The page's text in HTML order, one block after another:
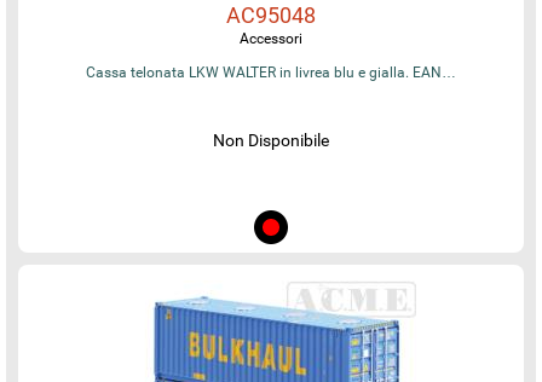
AC95048
Accessori
Cassa telonata LKW WALTER in livrea blu e gialla. EAN…
Non Disponibile